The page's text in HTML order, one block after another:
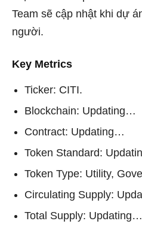
Team sẽ cập nhật khi dự
người.
Key Metrics
Ticker: CITI.
Blockchain: Updating…
Contract: Updating…
Token Standard:
Token Type: Utility,
Circulating Supply:
Total Supply: Updating…